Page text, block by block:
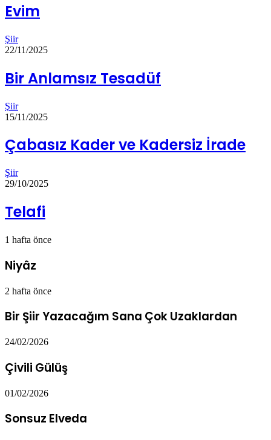
Evim
Şiir
22/11/2025
Bir Anlamsız Tesadüf
Şiir
15/11/2025
Çabasız Kader ve Kadersiz İrade
Şiir
29/10/2025
Telafi
1 hafta önce
Niyâz
2 hafta önce
Bir Şiir Yazacağım Sana Çok Uzaklardan
24/02/2026
Çivili Gülüş
01/02/2026
Sonsuz Elveda